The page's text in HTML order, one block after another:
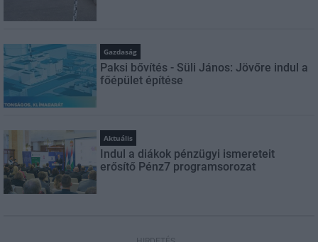
Gazdaság
Paksi bővítés - Süli János: Jövőre indul a
főépület építése
Aktuális
Indul a diákok pénzügyi ismereteit
erősítő Pénz7 programsorozat